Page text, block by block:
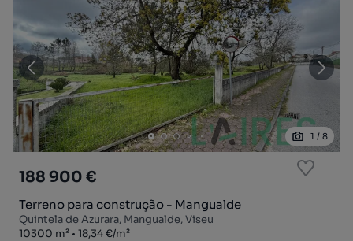
1 / 8
188 900 €
Terreno para construção - Mangualde
Quintela de Azurara, Mangualde, Viseu
Zona
10300 m²
Preço por metro quadrado
18,34 €/m²